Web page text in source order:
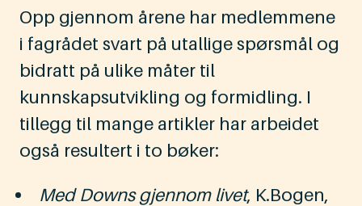
Opp gjennom årene har medlemmene
i fagrådet svart på utallige spørsmål og
bidratt på ulike måter til
kunnskapsutvikling og formidling. I
tillegg til mange artikler har arbeidet
også resultert i to bøker:
Med Downs gjennom livet, K.Bogen,